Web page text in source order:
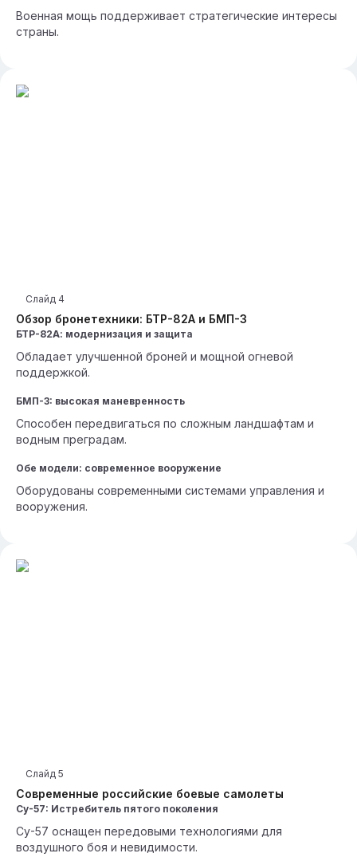
Военная мощь поддерживает стратегические интересы
страны.
Обзор бронетехники: БТР-82А и БМП-3
Слайд 4
БТР-82А: модернизация и защита
Обладает улучшенной броней и мощной огневой
поддержкой.
БМП-3: высокая маневренность
Способен передвигаться по сложным ландшафтам и
водным преградам.
Обе модели: современное вооружение
Оборудованы современными системами управления и
вооружения.
Современные российские боевые самолеты
Слайд 5
Су-57: Истребитель пятого поколения
Су-57 оснащен передовыми технологиями для
воздушного боя и невидимости.